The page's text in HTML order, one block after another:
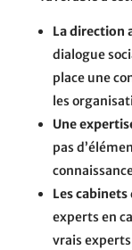
La direction
dialogue
place une
les
Une
pas
Les cabinets
experts en
vrais